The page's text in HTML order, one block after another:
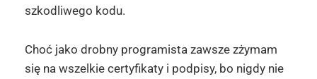
szkodliwego kodu.
Choć jako drobny programista zawsze zżymam
się na wszelkie certyfikaty i podpisy, bo nigdy nie